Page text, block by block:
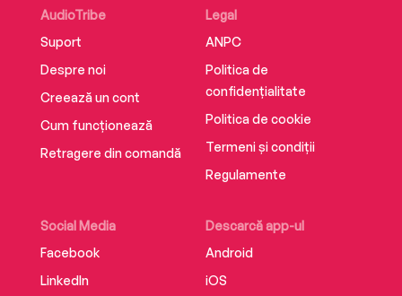
AudioTribe
Suport
Despre noi
Creează un cont
Cum funcționează
Retragere din comandă
Social Media
Facebook
LinkedIn
Descarcă app-ul
Android
iOS
Legal
ANPC
Politica de
confidențialitate
Politica de cookie
Termeni și condiții
Regulamente